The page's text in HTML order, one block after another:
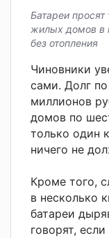
Батареи
жилых домов в
без отопления
Чиновники
сами. Долг
миллионов
домов по
только один
ничего не
Кроме того,
в несколько
батареи
говорят,